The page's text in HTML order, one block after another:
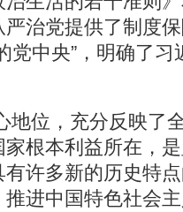
治党提供了制度
党中央”，明确了
地位，充分反映了
根本利益所在，
许多新的历史特
进中国特色社会